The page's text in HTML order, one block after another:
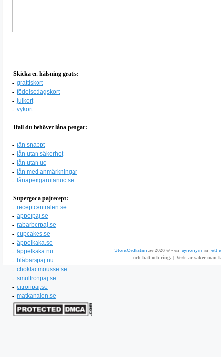
Skicka en hälsning gratis:
- grattiskort
- födelsedagskort
- julkort
- vykort
Ifall du behöver låna pengar:
- lån snabbt
- lån utan säkerhet
- lån utan uc
- lån med anmärkningar
- lånapengarutanuc.se
Supergoda pajrecept:
- receptcentralen.se
- äppelpaj.se
- rabarberpaj.se
- cupcakes.se
- äppelkaka.se
- äppelkaka.nu
- blåbärspaj.nu
- chokladmousse.se
- smultronpaj.se
- citronpaj.se
- matkanalen.se
StoraOrdlistan .se 2026 © - en synonym är ett
och hatt och ring. | Verb är saker man